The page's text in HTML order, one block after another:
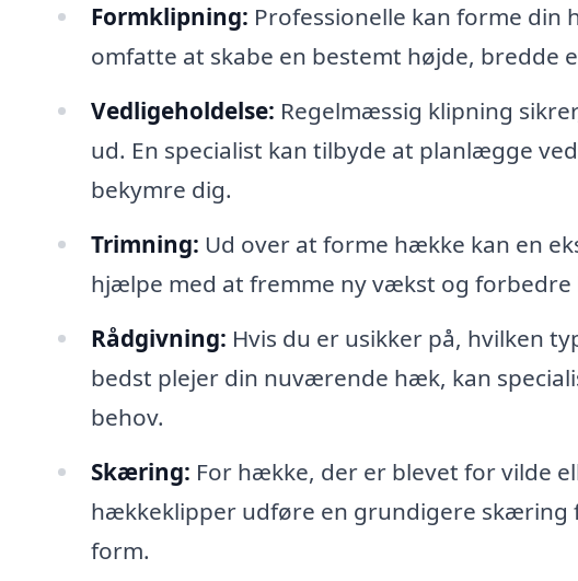
Formklipning: Professionelle kan forme din
omfatte at skabe en bestemt højde, bredde
Vedligeholdelse: Regelmæssig klipning
ud. En specialist kan tilbyde at planlægge
bekymre dig.
Trimning: Ud over at forme hække kan en
hjælpe med at fremme ny vækst og
Rådgivning: Hvis du er usikker på, hvilken
bedst plejer din nuværende hæk, kan
behov.
Skæring: For hække, der er blevet for vilde
hækkeklipper udføre en grundigere skæring
form.